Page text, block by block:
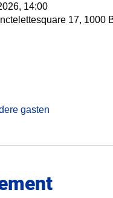
14:00
17, 1000
gasten